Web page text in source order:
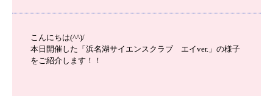
こんにちは(^^)/
本日開催した「浜名湖サイエンスクラブ エイver.」の様子
をご紹介します！！